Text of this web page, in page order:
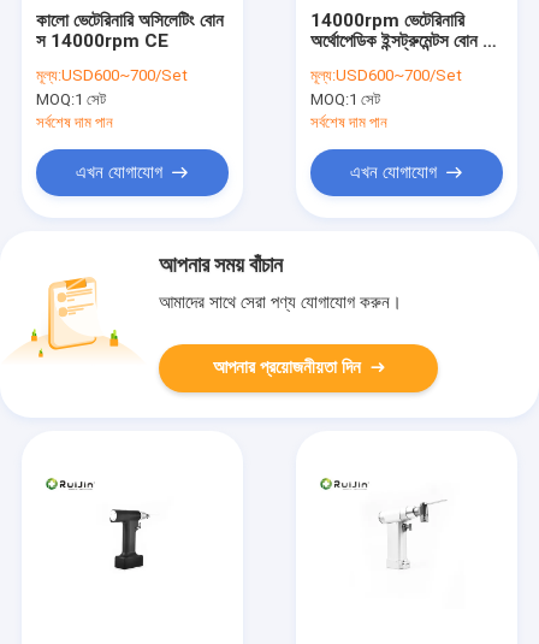
কালো ভেটেরিনারি অসিলেটিং বোন
স 14000rpm CE
মূল্য:USD600~700/Set
MOQ:1 সেট
সর্বশেষ দাম পান
এখন যোগাযোগ
14000rpm ভেটেরিনারি
অর্থোপেডিক ইন্সট্রুমেন্টস বোন স
মূল্য:USD600~700/Set
MOQ:1 সেট
সর্বশেষ দাম পান
এখন যোগাযোগ
আপনার সময় বাঁচান
আমাদের সাথে সেরা পণ্য যোগাযোগ করুন।
আপনার প্রয়োজনীয়তা দিন